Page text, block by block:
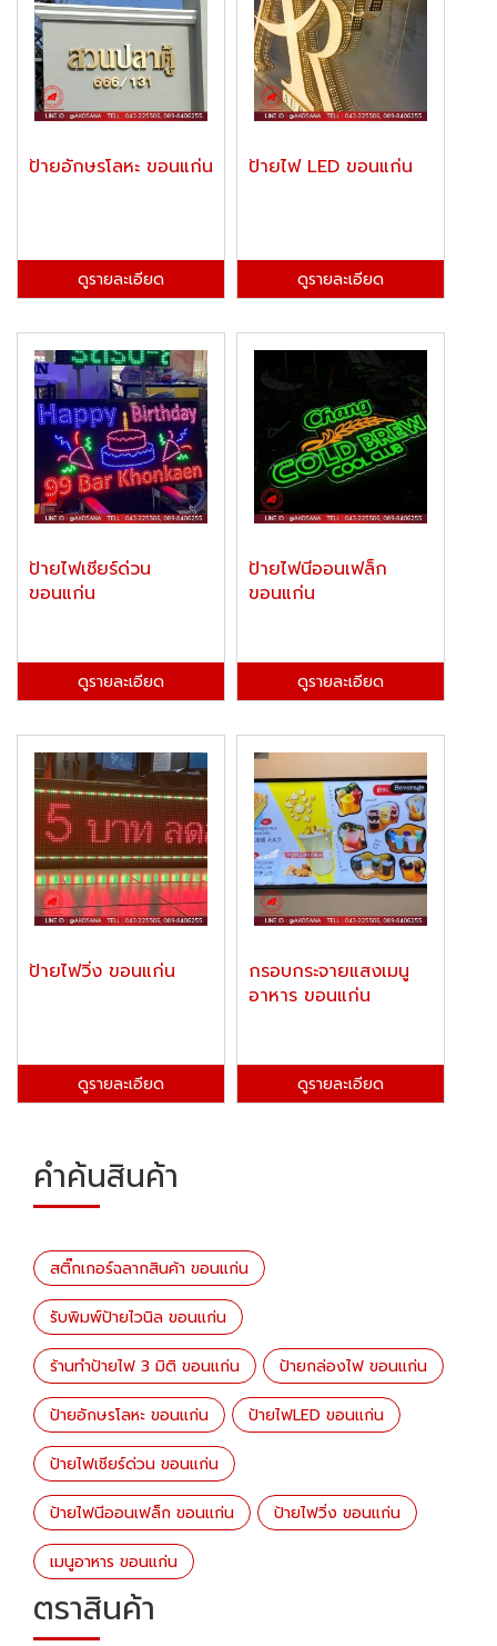
ป้ายอักษรโลหะ ขอนแก่น
ดูรายละเอียด
ป้ายไฟ LED ขอนแก่น
ดูรายละเอียด
ป้ายไฟเชียร์ด่วน
ขอนแก่น
ดูรายละเอียด
ป้ายไฟนีออนเฟล็ก
ขอนแก่น
ดูรายละเอียด
ป้ายไฟวิ่ง ขอนแก่น
ดูรายละเอียด
กรอบกระจายแสงเมนู
อาหาร ขอนแก่น
ดูรายละเอียด
คำค้นสินค้า
สติ๊กเกอร์ฉลากสินค้า ขอนแก่น
รับพิมพ์ป้ายไวนิล ขอนแก่น
ร้านทำป้ายไฟ 3 มิติ ขอนแก่น ป้ายกล่องไฟ ขอนแก่น
ป้ายอักษรโลหะ ขอนแก่น ป้ายไฟLED ขอนแก่น
ป้ายไฟเชียร์ด่วน ขอนแก่น
ป้ายไฟนีออนเฟล็ก ขอนแก่น ป้ายไฟวิ่ง ขอนแก่น
เมนูอาหาร ขอนแก่น
ตราสินค้า